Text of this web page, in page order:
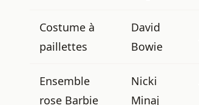
Costume à
paillettes
David
Bowie
Ensemble
rose Barbie
Nicki
Minaj